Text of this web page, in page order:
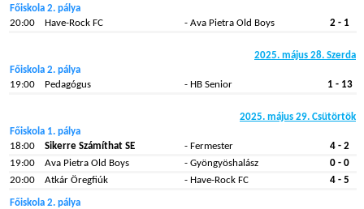
Főiskola 2. pálya
20:00
Have-Rock FC - Ava Pietra Old Boys 2 - 1
2025. május 28. Szerda
Főiskola 2. pálya
19:00
Pedagógus - HB Senior 1 - 13
2025. május 29. Csütörtök
Főiskola 1. pálya
18:00
Sikerre Számíthat SE - Fermester
4 - 2
19:00
Ava Pietra Old Boys - Gyöngyöshalász
0 - 0
20:00
Atkár Öregfiúk - Have-Rock FC 4 - 5
Főiskola 2. pálya